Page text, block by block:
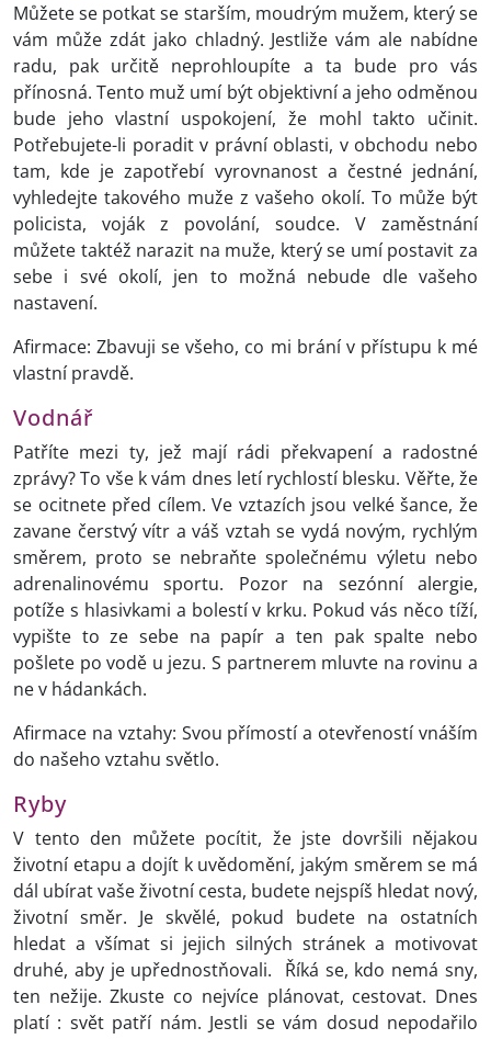
Můžete se potkat se starším, moudrým mužem, který se
vám může zdát jako chladný. Jestliže vám ale nabídne
radu, pak určitě neprohloupíte a ta bude pro vás
přínosná. Tento muž umí být objektivní a jeho odměnou
bude jeho vlastní uspokojení, že mohl takto učinit.
Potřebujete-li poradit v právní oblasti, v obchodu nebo
tam, kde je zapotřebí vyrovnanost a čestné jednání,
vyhledejte takového muže z vašeho okolí. To může být
policista, voják z povolání, soudce. V zaměstnání
můžete taktéž narazit na muže, který se umí postavit za
sebe i své okolí, jen to možná nebude dle vašeho
nastavení.
Afirmace: Zbavuji se všeho, co mi brání v přístupu k mé
vlastní pravdě.
Vodnář
Patříte mezi ty, jež mají rádi překvapení a radostné
zprávy? To vše k vám dnes letí rychlostí blesku. Věřte, že
se ocitnete před cílem. Ve vztazích jsou velké šance, že
zavane čerstvý vítr a váš vztah se vydá novým, rychlým
směrem, proto se nebraňte společnému výletu nebo
adrenalinovému sportu. Pozor na sezónní alergie,
potíže s hlasivkami a bolestí v krku. Pokud vás něco tíží,
vypište to ze sebe na papír a ten pak spalte nebo
pošlete po vodě u jezu. S partnerem mluvte na rovinu a
ne v hádankách.
Afirmace na vztahy: Svou přímostí a otevřeností vnáším
do našeho vztahu světlo.
Ryby
V tento den můžete pocítit, že jste dovršili nějakou
životní etapu a dojít k uvědomění, jakým směrem se má
dál ubírat vaše životní cesta, budete nejspíš hledat nový,
životní směr. Je skvělé, pokud budete na ostatních
hledat a všímat si jejich silných stránek a motivovat
druhé, aby je upřednostňovali. Říká se, kdo nemá sny,
ten nežije. Zkuste co nejvíce plánovat, cestovat. Dnes
platí : svět patří nám. Jestli se vám dosud nepodařilo